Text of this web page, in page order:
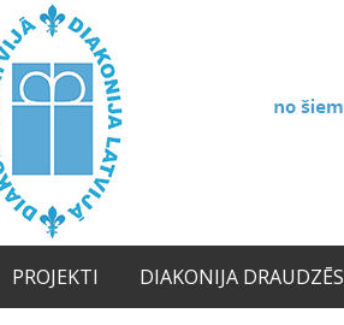
PROJEKTI DIAKONIJA DRAUDZĒS